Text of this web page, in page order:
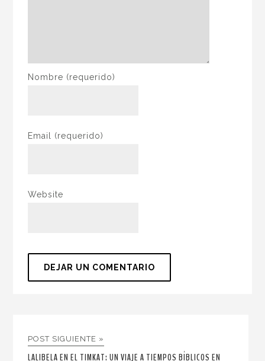
Nombre (requerido)
Email (requerido)
Website
POST SIGUIENTE »
LALIBELA EN EL TIMKAT: UN VIAJE A TIEMPOS BÍBLICOS EN